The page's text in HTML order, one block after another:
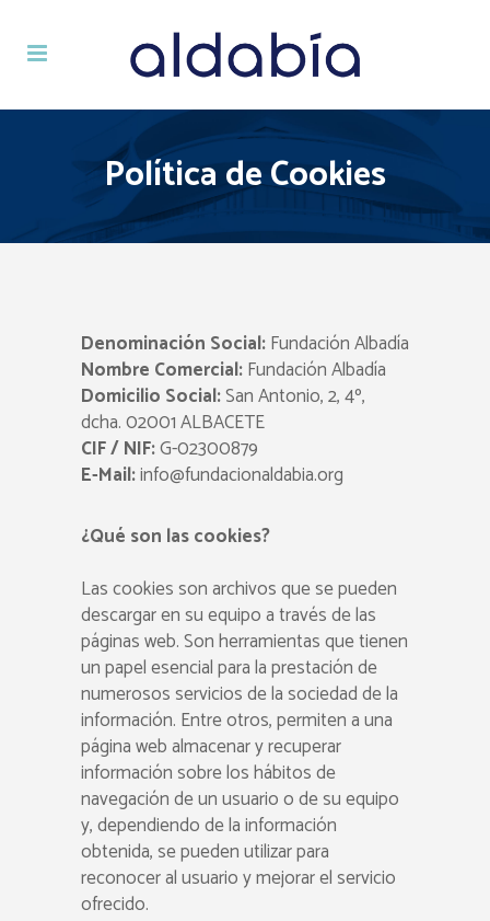
Política de Cookies
Denominación Social:Fundación Albadía
Nombre Comercial:Fundación Albadía
Domicilio Social:San Antonio, 2, 4º,
dcha. 02001 ALBACETE
CIF / NIF:G-02300879
E-Mail:info@fundacionaldabia.org
¿Qué son las cookies?
Las cookies son archivos que se pueden
descargar en su equipo a través de las
páginas web. Son herramientas que tienen
un papel esencial para la prestación de
numerosos servicios de la sociedad de la
información. Entre otros, permiten a una
página web almacenar y recuperar
información sobre los hábitos de
navegación de un usuario o de su equipo
y, dependiendo de la información
obtenida, se pueden utilizar para
reconocer al usuario y mejorar el servicio
ofrecido.